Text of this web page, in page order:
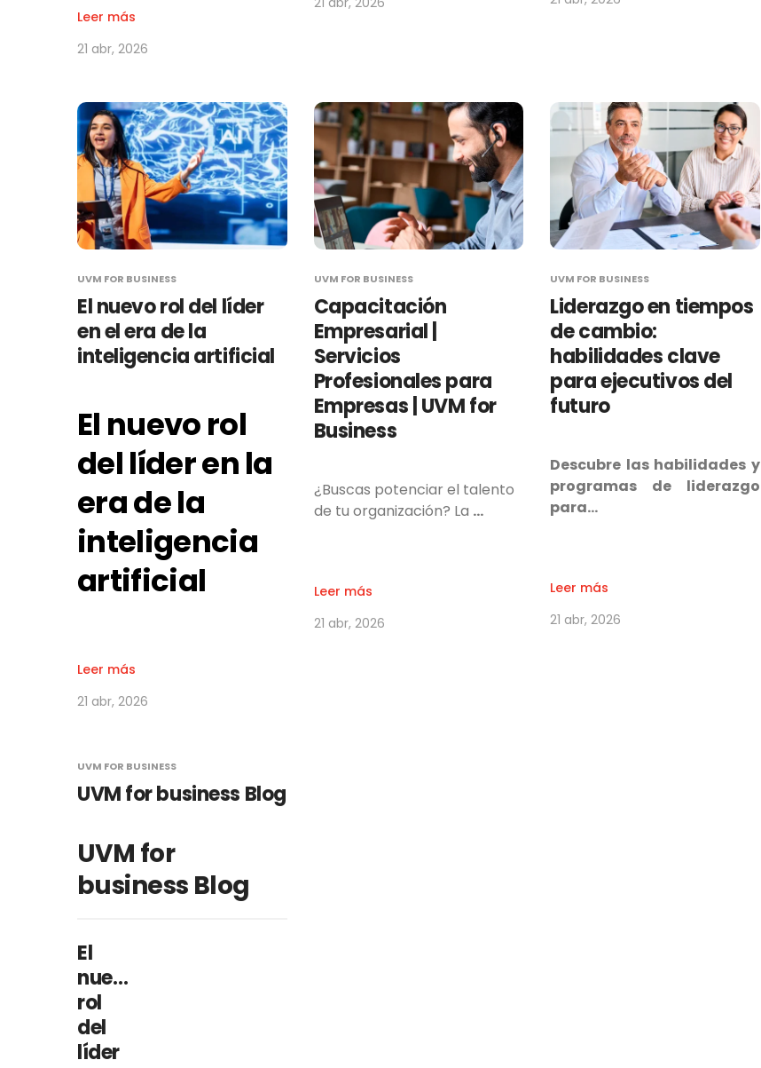
Leer más
21 abr, 2026
UVM FOR BUSINESS
El nuevo rol del líder
en el era de la
inteligencia artificial
El nuevo rol
del líder en la
era de la
inteligencia
artificial
Leer más
21 abr, 2026
UVM FOR BUSINESS
Capacitación
Empresarial |
Servicios
Profesionales para
Empresas | UVM for
Business
¿Buscas potenciar el talento
de tu organización? La …
Leer más
21 abr, 2026
UVM FOR BUSINESS
Liderazgo en tiempos
de cambio:
habilidades clave
para ejecutivos del
futuro
Descubre las habilidades y
programas de liderazgo
para…
Leer más
21 abr, 2026
UVM FOR BUSINESS
UVM for business Blog
UVM for
business Blog
El
nuevo
rol
del
líder